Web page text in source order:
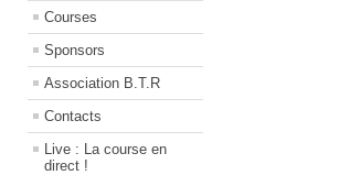
Courses
Sponsors
Association B.T.R
Contacts
Live : La course en
direct !